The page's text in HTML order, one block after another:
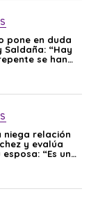
pone en duda
Saldaña: “Hay
se han
niega relación
y evalúa
“Es una